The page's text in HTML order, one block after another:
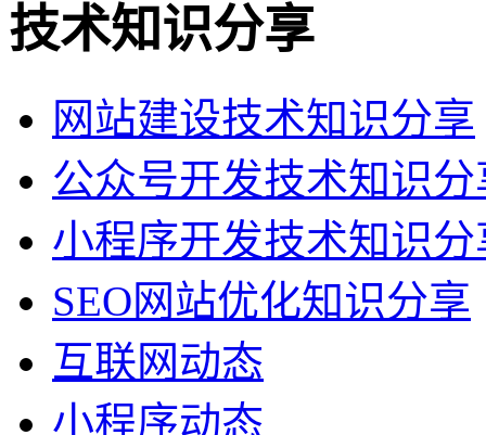
技术知识分享
网站建设技术知识分享
公众号开发技术知识分
小程序开发技术知识分
SEO网站优化知识分享
互联网动态
小程序动态